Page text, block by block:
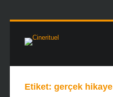
Etiket: gerçek hikaye